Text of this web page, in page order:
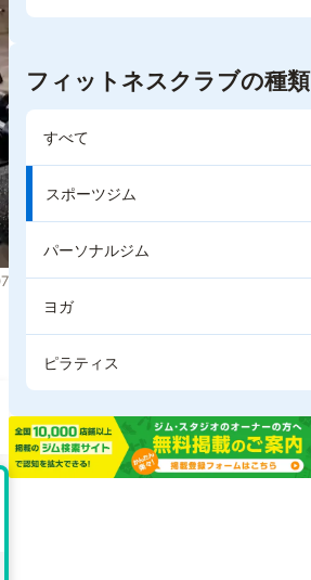
フィットネスクラブの種類
すべて
スポーツジム
パーソナルジム
ヨガ
ピラティス